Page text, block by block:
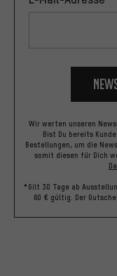
Wir werten unseren
Bist Du bereits
Bestellungen, um die
somit diesen für Dich
*Gilt 30 Tage ab
60 € gültig. Der